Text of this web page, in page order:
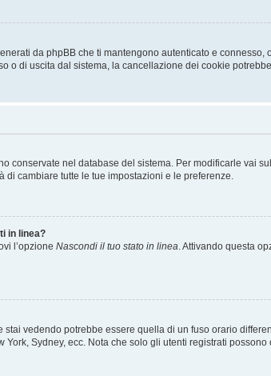
da phpBB che ti mantengono autenticato e
o di uscita dal sistema, la cancellazione dei cookie
conservate nel database del sistema. Per modificarle vai
cambiare tutte le tue impostazioni e le preferenze.
in linea?
l’opzione Nascondi il tuo stato in linea . Attivando questa
stai vedendo potrebbe essere quella di un fuso orario
Sydney, ecc. Nota che solo gli utenti registrati